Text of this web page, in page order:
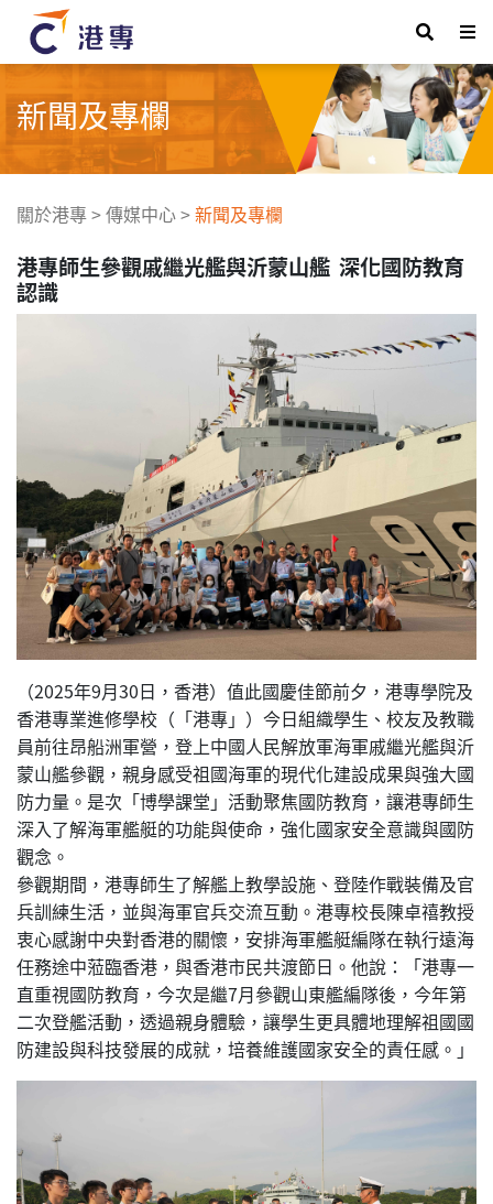
新聞及專欄
關於港專>傳媒中心>新聞及專欄
港專師生參觀戚繼光艦與沂蒙山艦 深化國防教育
認識
（2025年9月30日，香港）值此國慶佳節前夕，港專學院及
香港專業進修學校（「港專」）今日組織學生、校友及教職
員前往昂船洲軍營，登上中國人民解放軍海軍戚繼光艦與沂
蒙山艦參觀，親身感受祖國海軍的現代化建設成果與強大國
防力量。是次「博學課堂」活動聚焦國防教育，讓港專師生
深入了解海軍艦艇的功能與使命，強化國家安全意識與國防
觀念。
參觀期間，港專師生了解艦上教學設施、登陸作戰裝備及官
兵訓練生活，並與海軍官兵交流互動。港專校長陳卓禧教授
衷心感謝中央對香港的關懷，安排海軍艦艇編隊在執行遠海
任務途中蒞臨香港，與香港市民共渡節日。他說：「港專一
直重視國防教育，今次是繼7月參觀山東艦編隊後，今年第
二次登艦活動，透過親身體驗，讓學生更具體地理解祖國國
防建設與科技發展的成就，培養維護國家安全的責任感。」